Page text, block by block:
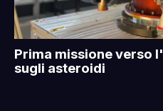
Prima missione verso
sugli asteroidi